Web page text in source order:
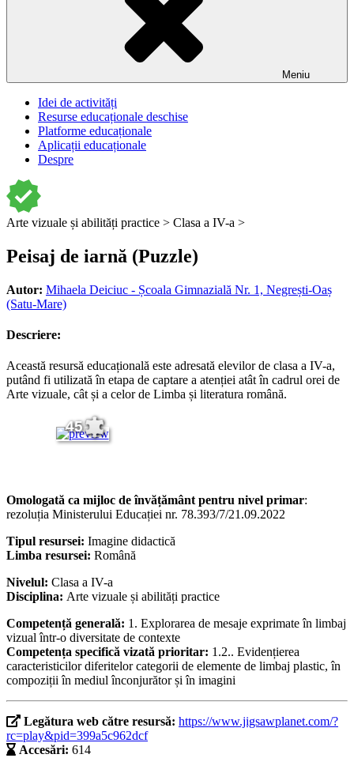
Meniu
Idei de activități
Resurse educaționale deschise
Platforme educaționale
Aplicații educaționale
Despre
Arte vizuale și abilități practice > Clasa a IV-a >
Peisaj de iarnă (Puzzle)
Autor: Mihaela Deiciuc - Școala Gimnazială Nr. 1, Negrești-Oaș
(Satu-Mare)
Descriere:
Această resursă educațională este adresată elevilor de clasa a IV-a,
putând fi utilizată în etapa de captare a atenției atât în cadrul orei de
Arte vizuale, cât și a celor de Limba și literatura română.
45
Omologată ca mijloc de învățământ pentru nivel primar:
rezoluția Ministerului Educației nr. 78.393/7/21.09.2022
Tipul resursei: Imagine didactică
Limba resursei: Română
Nivelul: Clasa a IV-a
Disciplina: Arte vizuale și abilități practice
Competență generală: 1. Explorarea de mesaje exprimate în limbaj
vizual într-o diversitate de contexte
Competența specifică vizată prioritar: 1.2.. Evidențierea
caracteristicilor diferitelor categorii de elemente de limbaj plastic, în
compoziții în mediul înconjurător și în imagini
Legătura web către resursă: https://www.jigsawplanet.com/?
rc=play&pid=399a5c962dcf
Accesări: 614